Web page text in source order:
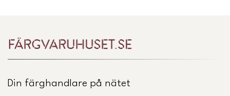
Din färghandlare på nätet